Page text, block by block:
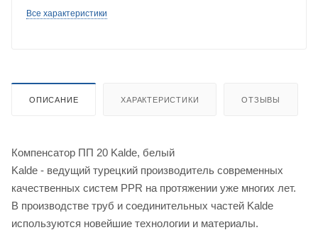
Все характеристики
ОПИСАНИЕ ХАРАКТЕРИСТИКИ ОТЗЫВЫ
Компенсатор ПП 20 Kalde, белый
Kalde - ведущий турецкий производитель современных
качественных систем PPR на протяжении уже многих лет.
В производстве труб и соединительных частей Kalde
используются новейшие технологии и материалы.